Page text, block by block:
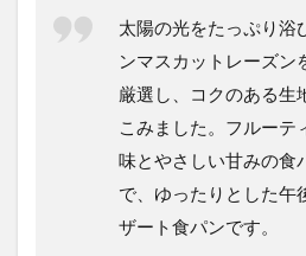
太陽の光をたっぷり浴
ンマスカットレーズン
厳選し、コクのある生
こみました。フルーテ
味とやさしい甘みの食
で、ゆったりとした午
ザート食パンです。